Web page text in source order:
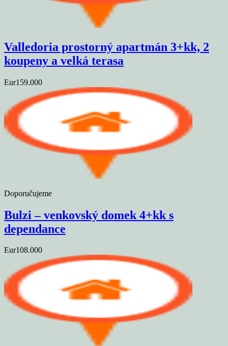
Valledoria prostorný apartmán 3+kk, 2
koupeny a velká terasa
Eur159.000
Doporučujeme
Bulzi – venkovský domek 4+kk s
dependance
Eur108.000